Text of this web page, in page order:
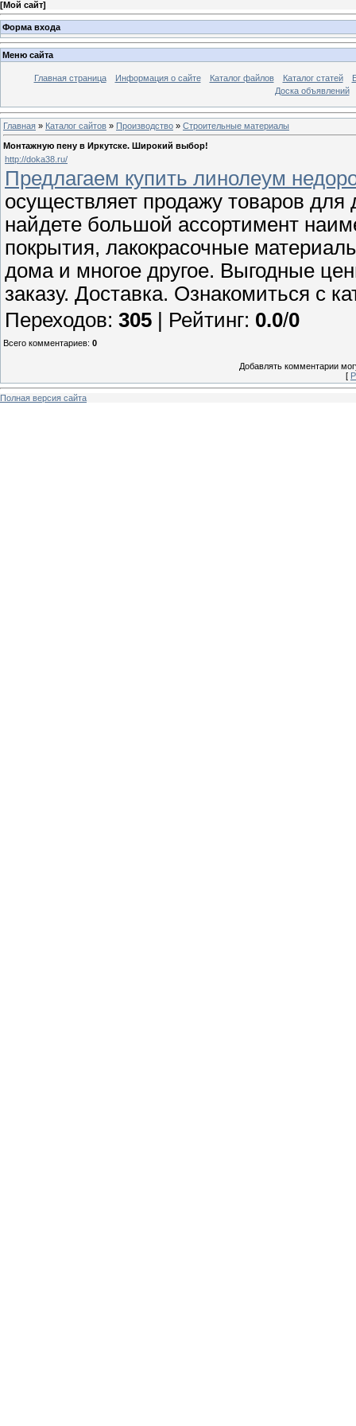
[Мой сайт]
Форма входа
Меню сайта
Главная страница Информация о сайте Каталог файлов Каталог статей
Доска объявлений
Главная » Каталог сайтов » Производство » Строительные материалы
Монтажную пену в Иркутске. Широкий выбор!
http://doka38.ru/
Предлагаем купить линолеум
осуществляет продажу товаров
найдете большой ассортимент
покрытия, лакокрасочные
дома и многое другое. Выгодные
заказу. Доставка. Ознакомиться с
Переходов: 305 | Рейтинг: 0.0/0
Всего комментариев: 0
Добавлять комментарии
[
Полная версия сайта